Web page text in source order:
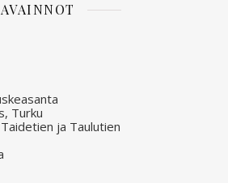
Turku
ja Taulutien